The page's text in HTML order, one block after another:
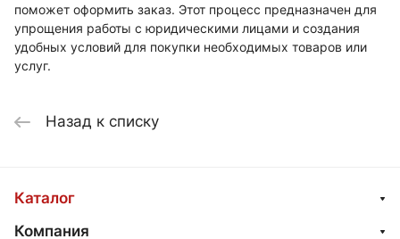
поможет оформить заказ. Этот процесс предназначен для
упрощения работы с юридическими лицами и создания
удобных условий для покупки необходимых товаров или
услуг.
Назад к списку
Каталог
Компания